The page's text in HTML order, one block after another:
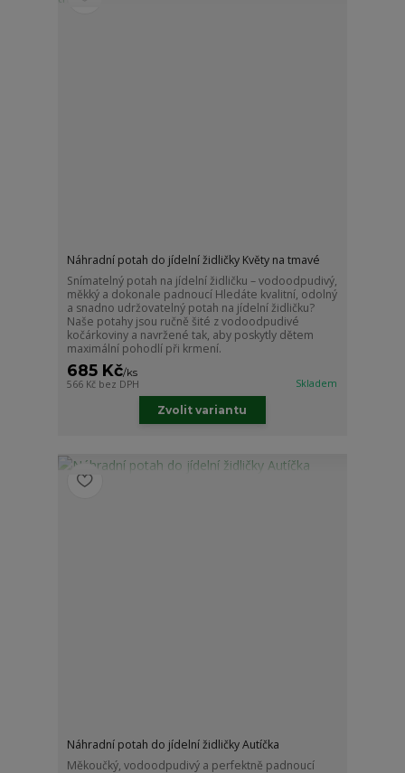
Náhradní potah do jídelní židličky Květy na tmavé
Snímatelný potah na jídelní židličku – vodoodpudivý,
měkký a dokonale padnoucí Hledáte kvalitní, odolný
a snadno udržovatelný potah na jídelní židličku?
Naše potahy jsou ručně šité z vodoodpudivé
kočárkoviny a navržené tak, aby poskytly dětem
maximální pohodlí při krmení.
685 Kč/ks
566 Kč bez DPH Skladem
Zvolit variantu
Náhradní potah do jídelní židličky Autíčka
Měkoučký, vodoodpudivý a perfektně padnoucí